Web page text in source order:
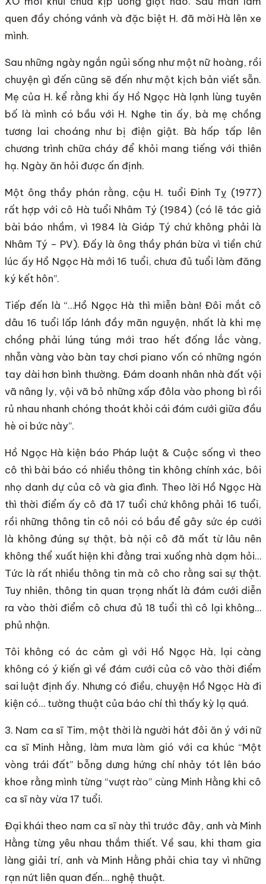
quen đầy chóng vánh và đặc biệt H. đã mời Hà lên xe
mình.
Sau những ngày ngắn ngủi sống như một nữ hoàng, rồi
chuyện gì đến cũng sẽ đến như một kịch bản viết sẵn.
Mẹ của H. kể rằng khi ấy Hồ Ngọc Hà lạnh lùng tuyên
bố là mình có bầu với H. Nghe tin ấy, bà mẹ chồng
tương lai choáng như bị điện giật. Bà hấp tấp lên
chương trình chữa cháy để khỏi mang tiếng với thiên
hạ. Ngày ăn hỏi được ấn định.
Một ông thầy phán rằng, cậu H. tuổi Đinh Tỵ (1977)
rất hợp với cô Hà tuổi Nhâm Tý (1984) (có lẽ tác giả
bài báo nhầm, vì 1984 là Giáp Tý chứ không phải là
Nhâm Tý – PV). Đấy là ông thầy phán bừa vì tiền chứ
lúc ấy Hồ Ngọc Hà mới 16 tuổi, chưa đủ tuổi làm đăng
ký kết hôn”.
Tiếp đến là “…Hồ Ngọc Hà thì miễn bàn! Đôi mắt cô
dâu 16 tuổi lấp lánh đầy mãn nguyện, nhất là khi mẹ
chồng phải lúng túng mới trao hết đống lắc vàng,
nhẫn vàng vào bàn tay chơi piano vốn có những ngón
tay dài hơn bình thường. Đám doanh nhân nhà đất vội
vã nâng ly, vội vã bỏ những xấp đôla vào phong bì rồi
rủ nhau nhanh chóng thoát khỏi cái đám cưới giữa đầu
hè oi bức này”.
Hồ Ngọc Hà kiện báo Pháp luật & Cuộc sống vì theo
cô thì bài báo có nhiều thông tin không chính xác, bôi
nhọ danh dự của cô và gia đình. Theo lời Hồ Ngọc Hà
thì thời điểm ấy cô đã 17 tuổi chứ không phải 16 tuổi,
rồi những thông tin cô nói có bầu để gây sức ép cưới
là không đúng sự thật, bà nội cô đã mất từ lâu nên
không thể xuất hiện khi đằng trai xuống nhà dạm hỏi…
Tức là rất nhiều thông tin mà cô cho rằng sai sự thật.
Tuy nhiên, thông tin quan trọng nhất là đám cưới diễn
ra vào thời điểm cô chưa đủ 18 tuổi thì cô lại không…
phủ nhận.
Tôi không có ác cảm gì với Hồ Ngọc Hà, lại càng
không có ý kiến gì về đám cưới của cô vào thời điểm
sai luật định ấy. Nhưng có điều, chuyện Hồ Ngọc Hà đi
kiện có… tường thuật của báo chí thì thấy kỳ lạ quá.
3. Nam ca sĩ Tim, một thời là người hát đôi ăn ý với nữ
ca sĩ Minh Hằng, làm mưa làm gió với ca khúc “Một
vòng trái đất” bỗng dưng hứng chí nhảy tót lên báo
khoe rằng mình từng “vượt rào” cùng Minh Hằng khi cô
ca sĩ này vừa 17 tuổi.
Đại khái theo nam ca sĩ này thì trước đây, anh và Minh
Hằng từng yêu nhau thắm thiết. Về sau, khi tham gia
làng giải trí, anh và Minh Hằng phải chia tay vì những
rạn nứt liên quan đến… nghệ thuật.